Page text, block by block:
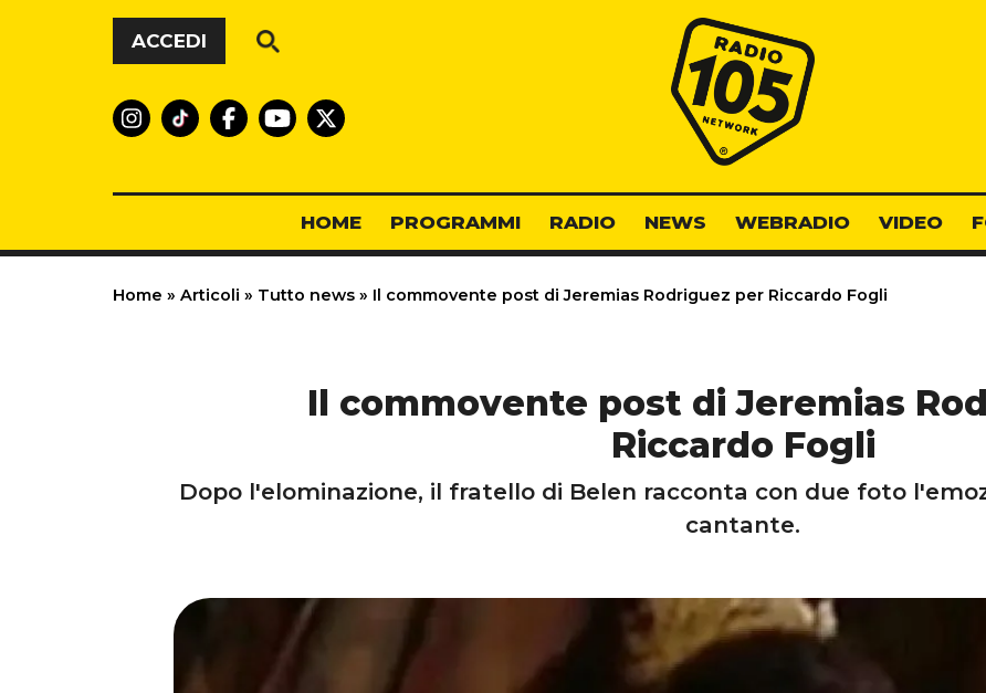
Vai al contenuto
ACCEDI
Radio 105
HOME PROGRAMMI RADIO NEWS WEBRADIO VIDEO
Home » Articoli » Tutto news » Il commovente post di Jeremias Rodriguez per Riccardo Fogli
Il commovente post di Jeremias
Riccardo Fogli
Dopo l'elominazione, il fratello di Belen racconta con due foto
cantante.